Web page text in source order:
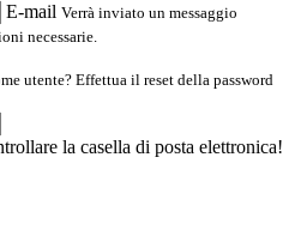
E-mail Verrà inviato un messaggio
necessarie.
utente? Effettua il reset della password
la casella di posta elettronica!